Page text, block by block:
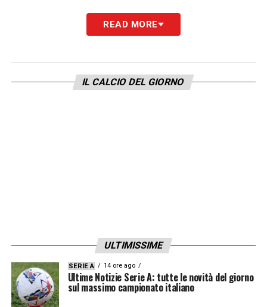
IL MIO ROSSO IN INTER JUVE–
Ovviamente ero molto nervoso dopo
perché dire troppe cose non serve a niente.
Devo pensare al campo, ci sono altre
Per vedere laChampions in TVbasta
abbonarsi a NOW: in questo momento
l’abbonamento annuale èin sconto al prezzo
di 19,99€ al mese
READ MORE
IL CALCIO DEL GIORNO
ULTIMISSIME
SERIE A 14 ore ago
Ultime Notizie Serie A: tutte le novità del giorno
sul massimo campionato italiano